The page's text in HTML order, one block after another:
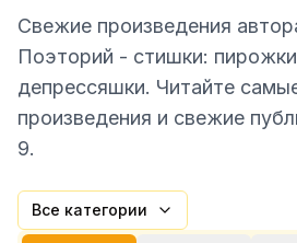
Свежие произведения
Поэторий - стишки:
депрессяшки. Читайте
произведения и свежие
9.
Все категории